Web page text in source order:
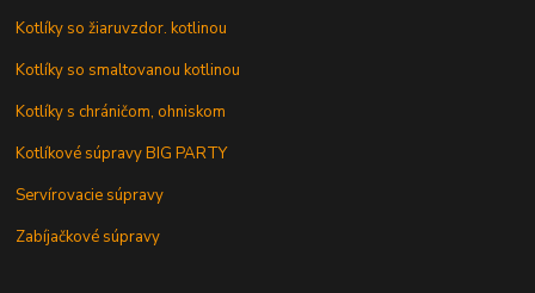
Kotlíky so žiaruvzdor. kotlinou
Kotlíky so smaltovanou kotlinou
Kotlíky s chráničom, ohniskom
Kotlíkové súpravy BIG PARTY
Servírovacie súpravy
Zabíjačkové súpravy